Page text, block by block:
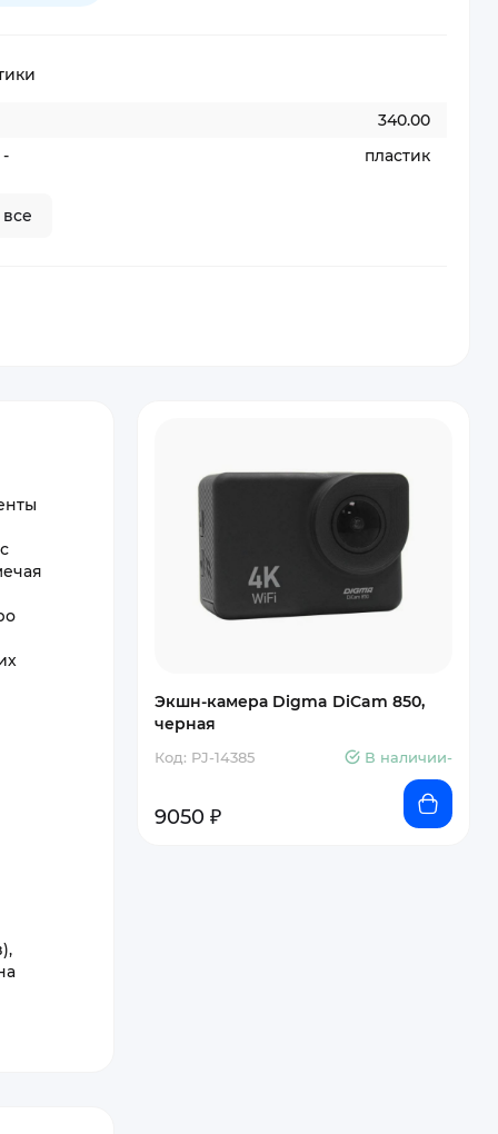
340.00
пластик
Экшн-камера Digma DiCam 850,
черная
Код: PJ-14385 В наличии-
9050 ₽